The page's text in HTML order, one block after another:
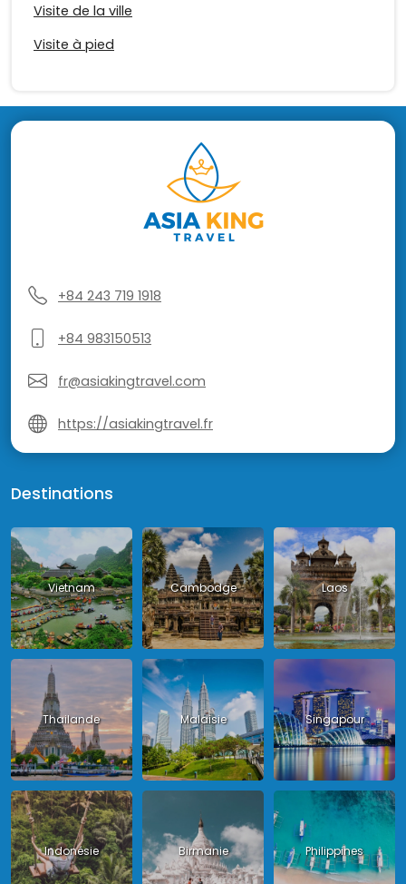
Visite de la ville
Visite à pied
+84 243 719 1918
+84 983150513
fr@asiakingtravel.com
https://asiakingtravel.fr
Destinations
Vietnam Cambodge Laos
Thailande Malaisie Singapour
Indonésie Birmanie Philippines